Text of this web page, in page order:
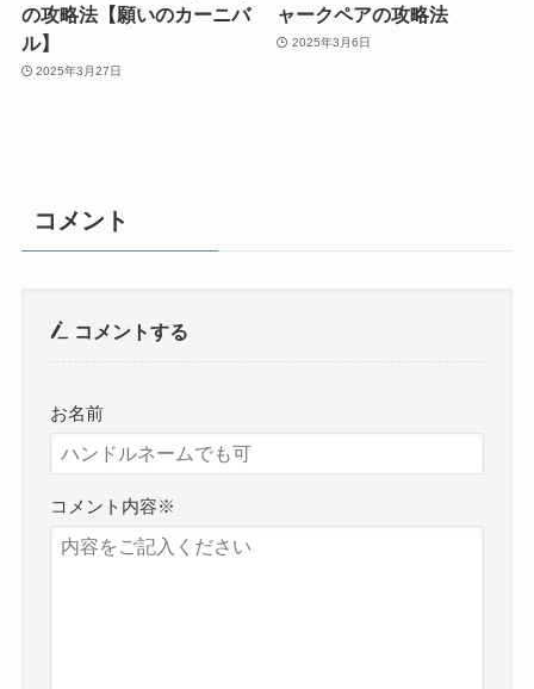
の攻略法【願いのカーニバ
ル】
2025年3月27日
ャークペアの攻略法
2025年3月6日
コメント
コメントする
お名前
コメント内容※